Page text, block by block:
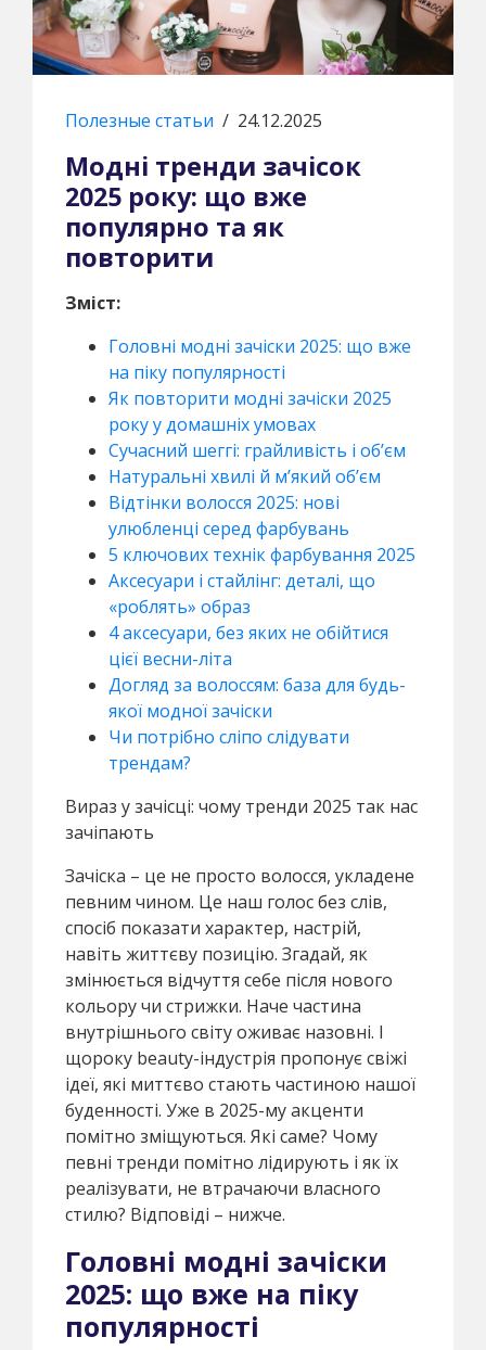
Полезные статьи / 24.12.2025
Модні тренди зачісок
2025 року: що вже
популярно та як
повторити
Зміст:
Головні модні зачіски 2025: що вже
на піку популярності
Як повторити модні зачіски 2025
року у домашніх умовах
Сучасний шеггі: грайливість і об’єм
Натуральні хвилі й м’який об’єм
Відтінки волосся 2025: нові
улюбленці серед фарбувань
5 ключових технік фарбування 2025
Аксесуари і стайлінг: деталі, що
«роблять» образ
4 аксесуари, без яких не обійтися
цієї весни-літа
Догляд за волоссям: база для будь-
якої модної зачіски
Чи потрібно сліпо слідувати
трендам?
Вираз у зачісці: чому тренди 2025 так нас
зачіпають
Зачіска – це не просто волосся, укладене
певним чином. Це наш голос без слів,
спосіб показати характер, настрій,
навіть життєву позицію. Згадай, як
змінюється відчуття себе після нового
кольору чи стрижки. Наче частина
внутрішнього світу оживає назовні. І
щороку beauty-індустрія пропонує свіжі
ідеї, які миттєво стають частиною нашої
буденності. Уже в 2025-му акценти
помітно зміщуються. Які саме? Чому
певні тренди помітно лідирують і як їх
реалізувати, не втрачаючи власного
стилю? Відповіді – нижче.
Головні модні зачіски
2025: що вже на піку
популярності